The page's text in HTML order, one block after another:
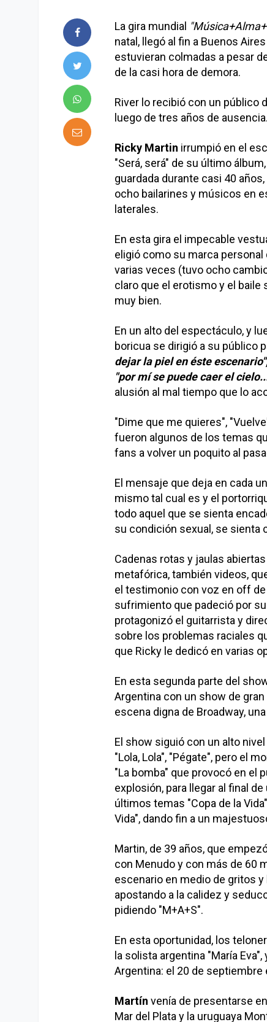
La gira mundial
natal, llegó al fin a Buenos
estuvieran colmadas a pesar
de la casi hora de demora.
River lo recibió con un público
luego de tres años de ausencia.
Ricky Martin irrumpió en el
"Será, será" de su último
guardada durante casi 40
ocho bailarines y músicos en
laterales.
En esta gira el impecable
eligió como su marca
varias veces (tuvo ocho
claro que el erotismo y el
muy bien.
En un alto del espectáculo, y
boricua se dirigió a su público
dejar la piel en éste
"por mí se puede caer el
alusión al mal tiempo que lo
"Dime que me quieres",
fueron algunos de los temas
fans a volver un poquito al
El mensaje que deja en cada
mismo tal cual es y el
todo aquel que se sienta
su condición sexual, se sienta
Cadenas rotas y jaulas
metafórica, también videos,
el testimonio con voz en off de
sufrimiento que padeció por
protagonizó el guitarrista y
sobre los problemas raciales
que Ricky le dedicó en varias
En esta segunda parte del
Argentina con un show de
escena digna de Broadway,
El show siguió con un alto
"Lola, Lola", "Pégate", pero el
"La bomba" que provocó en el
explosión, para llegar al final
últimos temas "Copa de la
Vida", dando fin a un
Martin, de 39 años, que
con Menudo y con más de 60
escenario en medio de gritos
apostando a la calidez y
pidiendo "M+A+S".
En esta oportunidad, los
la solista argentina "María
Argentina: el 20 de septiembre
Martín venía de presentarse
Mar del Plata y la uruguaya